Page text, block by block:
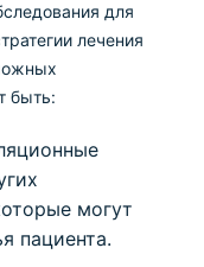
для
лечения
быть:
могут
пациента.